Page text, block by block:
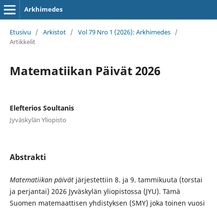
Arkhimedes
Etusivu / Arkistot / Vol 79 Nro 1 (2026): Arkhimedes /
Artikkelit
Matematiikan Päivät 2026
Elefterios Soultanis
Jyväskylän Yliopisto
Abstrakti
Matematiikan päivätjärjestettiin 8. ja 9. tammikuuta (torstai
ja perjantai) 2026 Jyväskylän yliopistossa (JYU). Tämä
Suomen matemaattisen yhdistyksen (SMY) joka toinen vuosi